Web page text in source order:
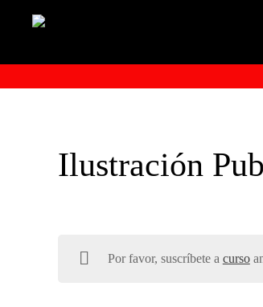
Ilustración
Por favor, suscríbete a curso